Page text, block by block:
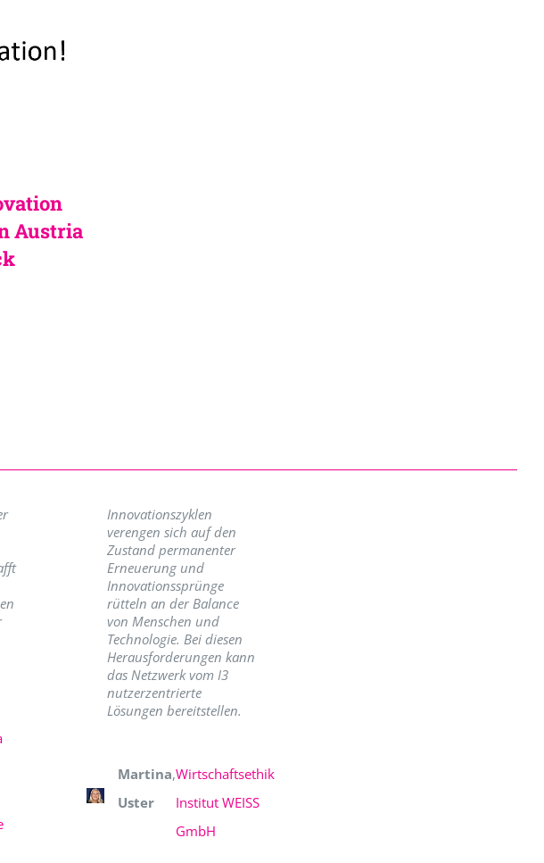
Austria
Innovationszyklen
verengen sich auf den
Zustand permanenter
Erneuerung und
Innovationssprünge
rütteln an der Balance
von Menschen und
Technologie. Bei diesen
Herausforderungen kann
das Netzwerk vom I3
nutzerzentrierte
Lösungen bereitstellen.
Martina
Uster
,Wirtschaftsethik
Institut WEISS
GmbH